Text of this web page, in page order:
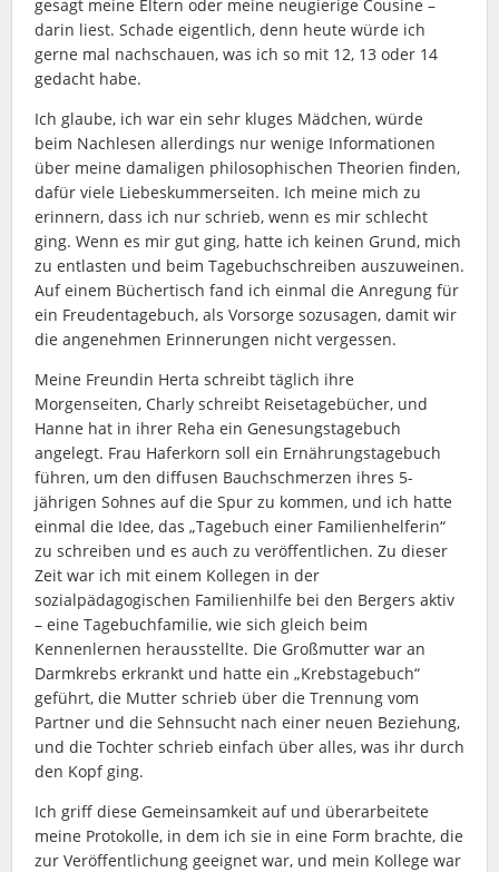
gesagt meine Eltern oder meine neugierige Cousine –
darin liest. Schade eigentlich, denn heute würde ich
gerne mal nachschauen, was ich so mit 12, 13 oder 14
gedacht habe.
Ich glaube, ich war ein sehr kluges Mädchen, würde
beim Nachlesen allerdings nur wenige Informationen
über meine damaligen philosophischen Theorien finden,
dafür viele Liebeskummerseiten. Ich meine mich zu
erinnern, dass ich nur schrieb, wenn es mir schlecht
ging. Wenn es mir gut ging, hatte ich keinen Grund, mich
zu entlasten und beim Tagebuchschreiben auszuweinen.
Auf einem Büchertisch fand ich einmal die Anregung für
ein Freudentagebuch, als Vorsorge sozusagen, damit wir
die angenehmen Erinnerungen nicht vergessen.
Meine Freundin Herta schreibt täglich ihre
Morgenseiten, Charly schreibt Reisetagebücher, und
Hanne hat in ihrer Reha ein Genesungstagebuch
angelegt. Frau Haferkorn soll ein Ernährungstagebuch
führen, um den diffusen Bauchschmerzen ihres 5-
jährigen Sohnes auf die Spur zu kommen, und ich hatte
einmal die Idee, das „Tagebuch einer Familienhelferin“
zu schreiben und es auch zu veröffentlichen. Zu dieser
Zeit war ich mit einem Kollegen in der
sozialpädagogischen Familienhilfe bei den Bergers aktiv
– eine Tagebuchfamilie, wie sich gleich beim
Kennenlernen herausstellte. Die Großmutter war an
Darmkrebs erkrankt und hatte ein „Krebstagebuch“
geführt, die Mutter schrieb über die Trennung vom
Partner und die Sehnsucht nach einer neuen Beziehung,
und die Tochter schrieb einfach über alles, was ihr durch
den Kopf ging.
Ich griff diese Gemeinsamkeit auf und überarbeitete
meine Protokolle, in dem ich sie in eine Form brachte, die
zur Veröffentlichung geeignet war, und mein Kollege war